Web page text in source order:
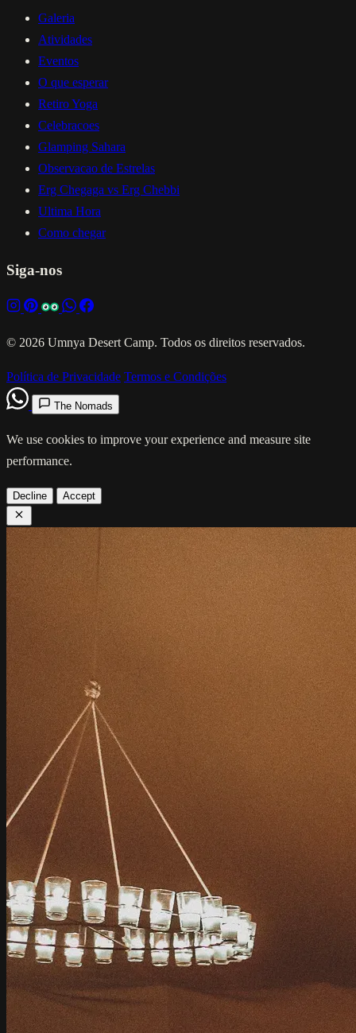
Galeria
Atividades
Eventos
O que esperar
Retiro Yoga
Celebracoes
Glamping Sahara
Observacao de Estrelas
Erg Chegaga vs Erg Chebbi
Ultima Hora
Como chegar
Siga-nos
© 2026 Umnya Desert Camp. Todos os direitos reservados.
Política de Privacidade Termos e Condições
The Nomads
We use cookies to improve your experience and measure site
performance.
Decline Accept